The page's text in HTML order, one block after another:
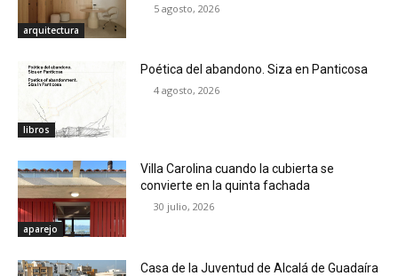
arquitectura
5 agosto, 2026
libros
Poética del abandono. Siza en Panticosa
4 agosto, 2026
aparejo
Villa Carolina cuando la cubierta se
convierte en la quinta fachada
30 julio, 2026
Casa de la Juventud de Alcalá de Guadaíra